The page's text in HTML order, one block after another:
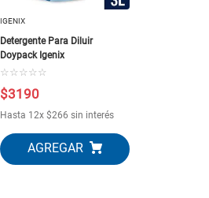
IGENIX
Detergente Para Diluir
Doypack Igenix
☆ ☆ ☆ ☆ ☆
$3190
Hasta 12x$266 sin interés